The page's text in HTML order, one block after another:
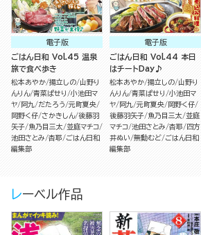
電子版
ごはん日和 Vol.45 温泉
旅で食べ歩き
松本あやか 揚立しの 山野り
んりん 青菜ぱせり
小池田マ
ヤ 阿九 だたろう 元町夏央
岡野く仔 さかきしん 後藤羽
矢子 魚乃目三太 並庭マチコ
池田さとみ 杏耶
ごはん日和
編集部
電子版
ごはん日和 Vol.44 本日
はチートDay♪
松本あやか 揚立しの 山野り
んりん 青菜ぱせり
小池田マ
ヤ 阿九 元町夏央 岡野く仔
後藤羽矢子 魚乃目三太 並庭
マチコ 池田さとみ 杏耶
四方
井ぬい 無動むど ごはん日和
編集部
レーベル作品